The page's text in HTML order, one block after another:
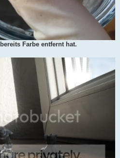
Farbe entfernt hat.